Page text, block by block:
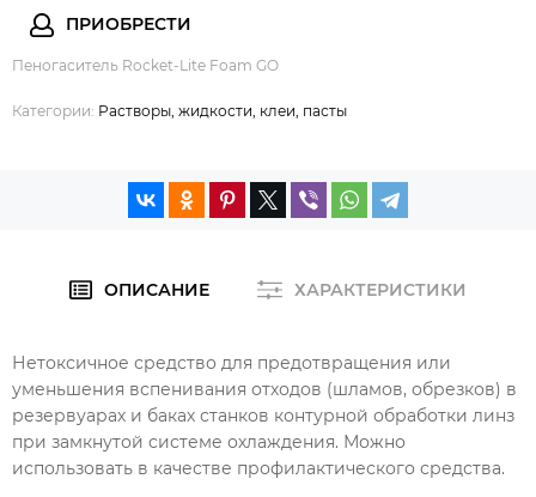
Пеногаситель Rocket-Lite Foam GO
Категории: Растворы, жидкости, клеи, пасты
ОПИСАНИЕ ХАРАКТЕРИСТИКИ
Нетоксичное средство для предотвращения или
уменьшения вспенивания отходов (шламов, обрезков) в
резервуарах и баках станков контурной обработки линз
при замкнутой системе охлаждения. Можно
использовать в качестве профилактического средства.